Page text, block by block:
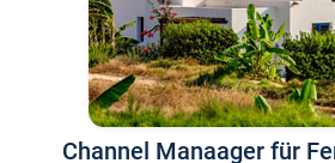
Channel Manaager für